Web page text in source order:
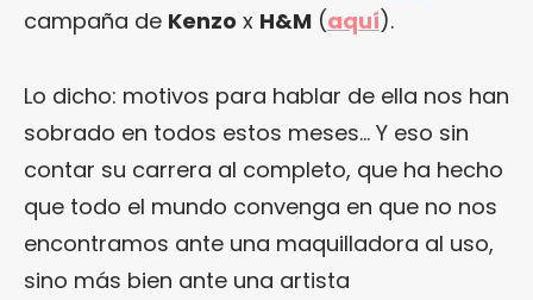
campaña de Kenzo x H&M (aquí).
Lo dicho: motivos para hablar de ella nos han
sobrado en todos estos meses… Y eso sin
contar su carrera al completo, que ha hecho
que todo el mundo convenga en que no nos
encontramos ante una maquilladora al uso,
sino más bien ante una artista